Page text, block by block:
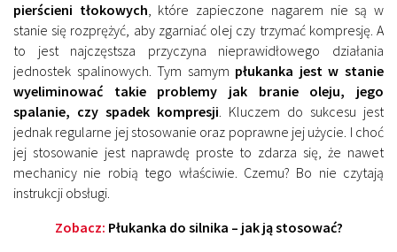
pierścieni tłokowych, które zapieczone nagarem nie są w
stanie się rozprężyć, aby zgarniać olej czy trzymać kompresję. A
to jest najczęstsza przyczyna nieprawidłowego działania
jednostek spalinowych. Tym samym płukanka jest w stanie
wyeliminować takie problemy jak branie oleju, jego
spalanie, czy spadek kompresji. Kluczem do sukcesu jest
jednak regularne jej stosowanie oraz poprawne jej użycie. I choć
jej stosowanie jest naprawdę proste to zdarza się, że nawet
mechanicy nie robią tego właściwie. Czemu? Bo nie czytają
instrukcji obsługi.
Zobacz: Płukanka do silnika – jak ją stosować?